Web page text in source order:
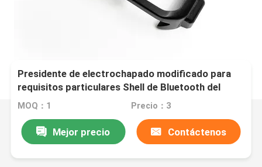
Presidente de electrochapado modificado para
requisitos particulares Shell de Bluetooth del
proceso de la fundición a presión de la aleación
MOQ：1 Precio：3
Mejor precio Contáctenos